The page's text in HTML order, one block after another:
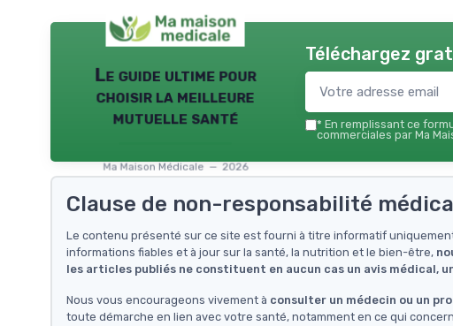
Le guide ultime pour
choisir la meilleure
mutuelle santé
Ma Maison Médicale — 2026
Téléchargez
* En remplissant ce
commerciales par Ma
Clause de non-responsabilité
Le contenu présenté sur ce site est fourni à titre informatif
informations fiables et à jour sur la santé, la nutrition et le bien-être,
les articles publiés ne constituent en aucun cas un avis médical,
Nous vous encourageons vivement à consulter un médecin ou un
toute démarche en lien avec votre santé, notamment en ce qui